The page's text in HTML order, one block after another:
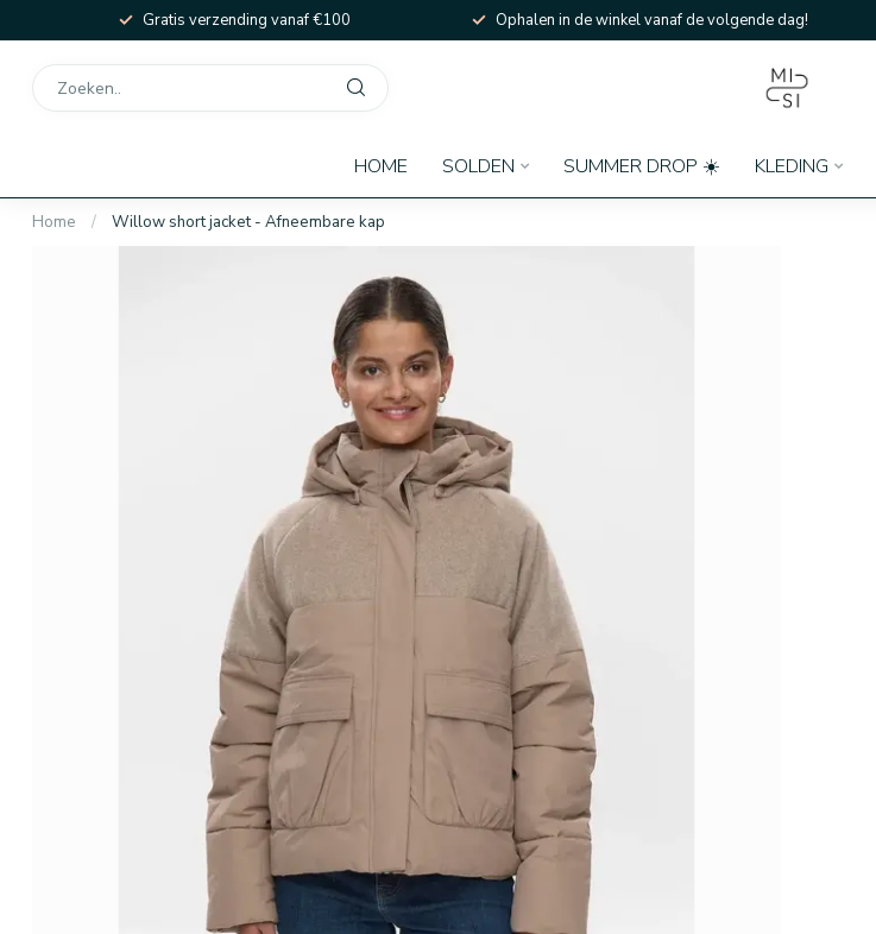
Gratis verzending vanaf €100 Ophalen in de winkel vanaf de volgende dag!
HOME SOLDEN SUMMER DROP ☀️ KLEDING
Home / Willow short jacket - Afneembare kap